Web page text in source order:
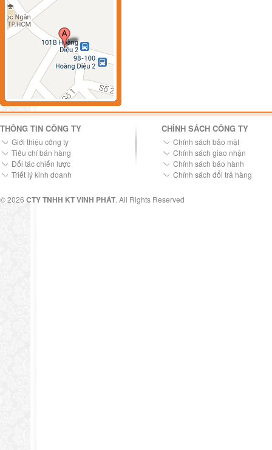
THÔNG TIN CÔNG TY
Giới thiệu công ty
Tiêu chí bán hàng
Đối tác chiến lược
Triết lý kinh doanh
CHÍNH SÁCH CÔNG TY
Chính sách bảo mật
Chính sách giao nhận
Chính sách bảo hành
Chính sách đổi trả hàng
© 2026 CTY TNHH KT VINH PHÁT. All Rights Reserved